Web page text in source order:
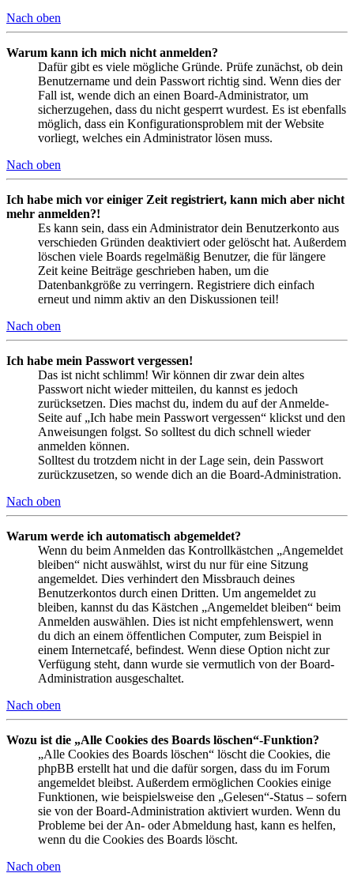
Nach oben
Warum kann ich mich nicht anmelden?
Dafür gibt es viele mögliche Gründe. Prüfe zunächst, ob dein
Benutzername und dein Passwort richtig sind. Wenn dies der
Fall ist, wende dich an einen Board-Administrator, um
sicherzugehen, dass du nicht gesperrt wurdest. Es ist ebenfalls
möglich, dass ein Konfigurationsproblem mit der Website
vorliegt, welches ein Administrator lösen muss.
Nach oben
Ich habe mich vor einiger Zeit registriert, kann mich aber nicht
mehr anmelden?!
Es kann sein, dass ein Administrator dein Benutzerkonto aus
verschieden Gründen deaktiviert oder gelöscht hat. Außerdem
löschen viele Boards regelmäßig Benutzer, die für längere
Zeit keine Beiträge geschrieben haben, um die
Datenbankgröße zu verringern. Registriere dich einfach
erneut und nimm aktiv an den Diskussionen teil!
Nach oben
Ich habe mein Passwort vergessen!
Das ist nicht schlimm! Wir können dir zwar dein altes
Passwort nicht wieder mitteilen, du kannst es jedoch
zurücksetzen. Dies machst du, indem du auf der Anmelde-
Seite auf „Ich habe mein Passwort vergessen“ klickst und den
Anweisungen folgst. So solltest du dich schnell wieder
anmelden können.
Solltest du trotzdem nicht in der Lage sein, dein Passwort
zurückzusetzen, so wende dich an die Board-Administration.
Nach oben
Warum werde ich automatisch abgemeldet?
Wenn du beim Anmelden das Kontrollkästchen „Angemeldet
bleiben“ nicht auswählst, wirst du nur für eine Sitzung
angemeldet. Dies verhindert den Missbrauch deines
Benutzerkontos durch einen Dritten. Um angemeldet zu
bleiben, kannst du das Kästchen „Angemeldet bleiben“ beim
Anmelden auswählen. Dies ist nicht empfehlenswert, wenn
du dich an einem öffentlichen Computer, zum Beispiel in
einem Internetcafé, befindest. Wenn diese Option nicht zur
Verfügung steht, dann wurde sie vermutlich von der Board-
Administration ausgeschaltet.
Nach oben
Wozu ist die „Alle Cookies des Boards löschen“-Funktion?
„Alle Cookies des Boards löschen“ löscht die Cookies, die
phpBB erstellt hat und die dafür sorgen, dass du im Forum
angemeldet bleibst. Außerdem ermöglichen Cookies einige
Funktionen, wie beispielsweise den „Gelesen“-Status – sofern
sie von der Board-Administration aktiviert wurden. Wenn du
Probleme bei der An- oder Abmeldung hast, kann es helfen,
wenn du die Cookies des Boards löscht.
Nach oben